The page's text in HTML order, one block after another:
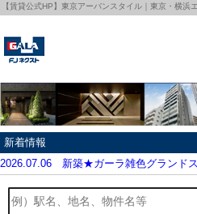
【賃貸公式HP】東京アーバンスタイル｜東京・横浜
新着情報
2026.07.06 新築★ガーラ雑色グランド